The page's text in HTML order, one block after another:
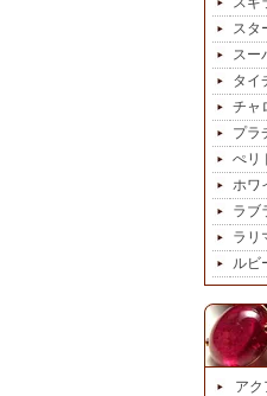
スタ
スー
タイ
チャ
プラ
ぺリ
ホワ
ラブ
ラリ
ルビ
アク